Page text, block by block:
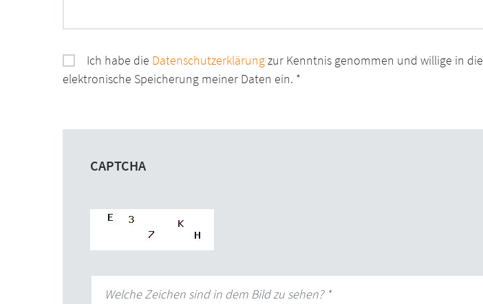
Ich habe die Datenschutzerklärungzur Kenntnis genommen und willige in die
elektronische Speicherung meiner Daten ein.
CAPTCHA
Welche Zeichen sind in dem Bild zu sehen?